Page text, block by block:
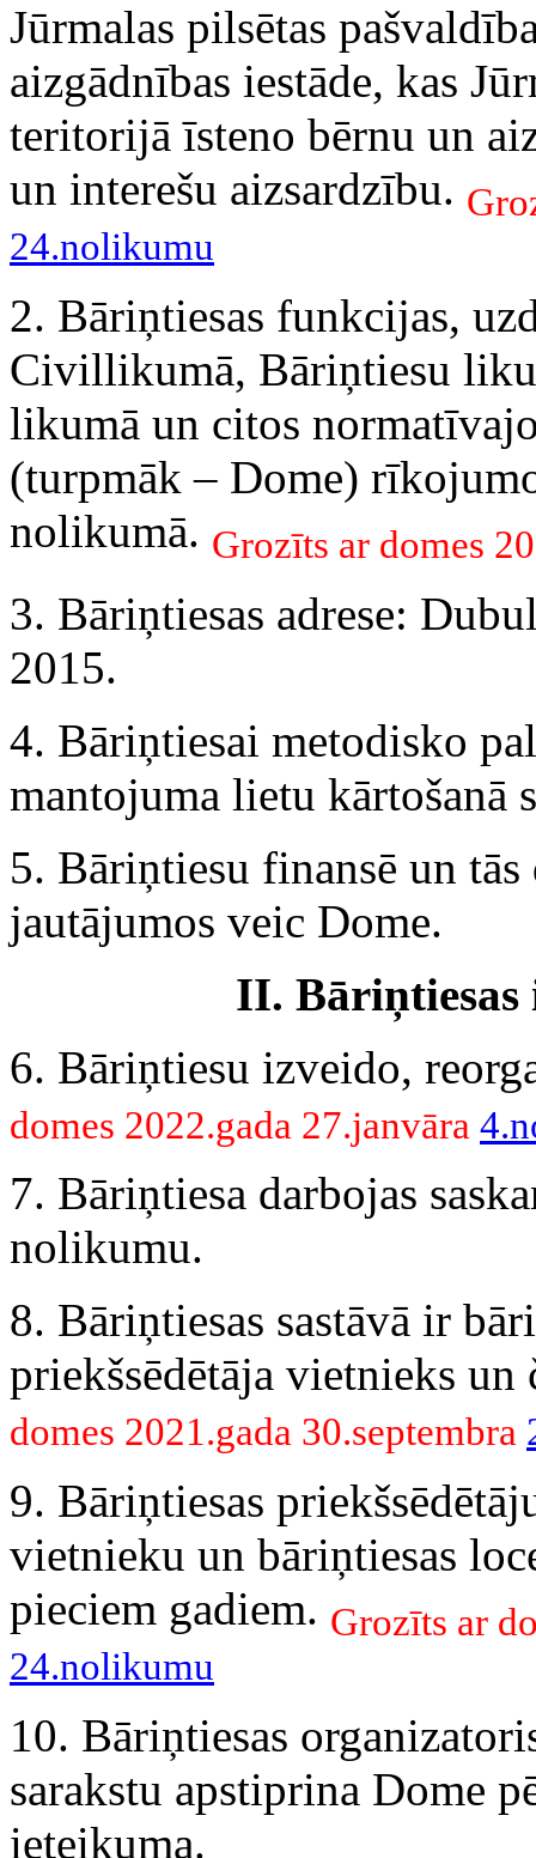
Jūrmalas pilsētas
aizgādnības iestāde, kas
teritorijā īsteno bērnu un
un interešu aizsardzību.
24.nolikumu
2. Bāriņtiesas funkcijas,
Civillikumā, Bāriņtiesu
likumā un citos
(turpmāk – Dome)
nolikumā. Grozīts ar domes
3. Bāriņtiesas adrese:
2015.
4. Bāriņtiesai metodisko
mantojuma lietu kārtošanā
5. Bāriņtiesu finansē un
jautājumos veic Dome.
II. Bāriņtiesas
6. Bāriņtiesu izveido,
domes 2022.gada 27.janvāra
7. Bāriņtiesa darbojas
nolikumu.
8. Bāriņtiesas sastāvā ir
priekšsēdētāja vietnieks
domes 2021.gada 30.septembra
9. Bāriņtiesas
vietnieku un bāriņtiesas
pieciem gadiem. Grozīts ar
24.nolikumu
10. Bāriņtiesas
sarakstu apstiprina Dome
ieteikuma.